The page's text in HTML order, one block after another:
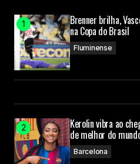
Brenner brilha,
na Copa do Brasil
Fluminense
Kerolin vibra ao
de melhor do
Barcelona